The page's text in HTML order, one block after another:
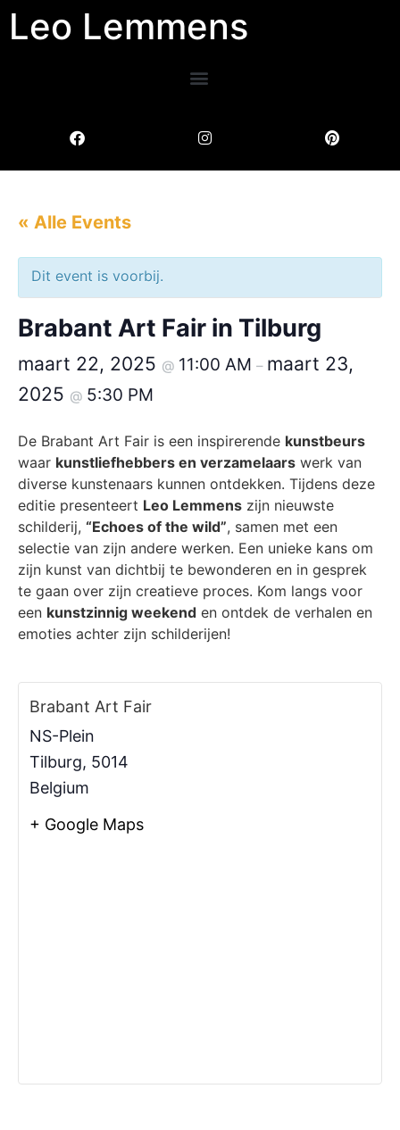
Leo Lemmens
« Alle Events
Dit event is voorbij.
Brabant Art Fair in Tilburg
maart 22, 2025 @ 11:00 AM – maart 23,
2025 @ 5:30 PM
De Brabant Art Fair is een inspirerende kunstbeurs
waar kunstliefhebbers en verzamelaars werk van
diverse kunstenaars kunnen ontdekken. Tijdens deze
editie presenteert Leo Lemmens zijn nieuwste
schilderij, “Echoes of the wild”, samen met een
selectie van zijn andere werken. Een unieke kans om
zijn kunst van dichtbij te bewonderen en in gesprek
te gaan over zijn creatieve proces. Kom langs voor
een kunstzinnig weekend en ontdek de verhalen en
emoties achter zijn schilderijen!
Brabant Art Fair
NS-Plein
Tilburg, 5014
Belgium
+ Google Maps